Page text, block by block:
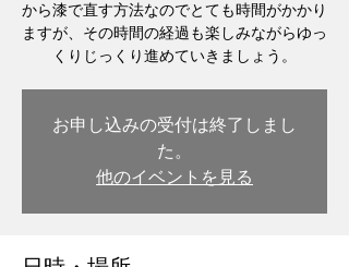
から漆で直す方法なのでとても時間がかかり
ますが、その時間の経過も楽しみながらゆっ
くりじっくり進めていきましょう。
お申し込みの受付は終了しまし
た。
他のイベントを見る